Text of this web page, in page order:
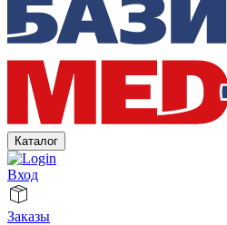
Каталог
Вход
Заказы